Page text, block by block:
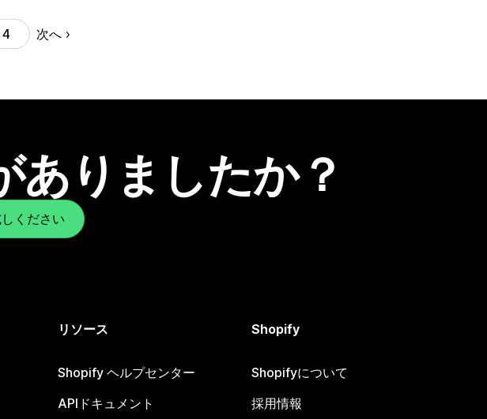
4 次へ
ありましたか？
ください
リソース
Shopify ヘルプセンター
APIドキュメント
Shopify
Shopifyについて
採用情報